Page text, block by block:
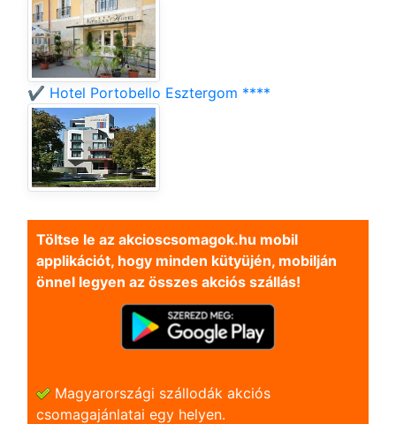
✔️ Hotel Portobello Esztergom ****
Töltse le az akcioscsomagok.hu mobil
applikációt, hogy minden kütyüjén, mobilján
önnel legyen az összes akciós szállás!
Magyarországi szállodák akciós
csomagajánlatai egy helyen.